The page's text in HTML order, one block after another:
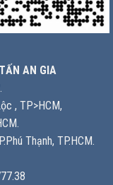
AN GIA
, TP>HCM,
Thạnh, TP.HCM.